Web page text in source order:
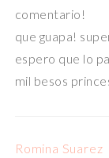
comentario!
que guapa!
espero que lo
mil besos
Romina Suarez